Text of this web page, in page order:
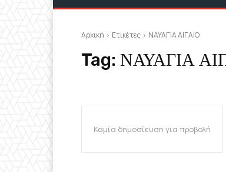
Αρχική Ετικέτες ΝΑΥΑΓΙΑ ΑΙΓΑΙΟ
Tag: ΝΑΥΑΓΙΑ
Καμία δημοσίευση για προβολή